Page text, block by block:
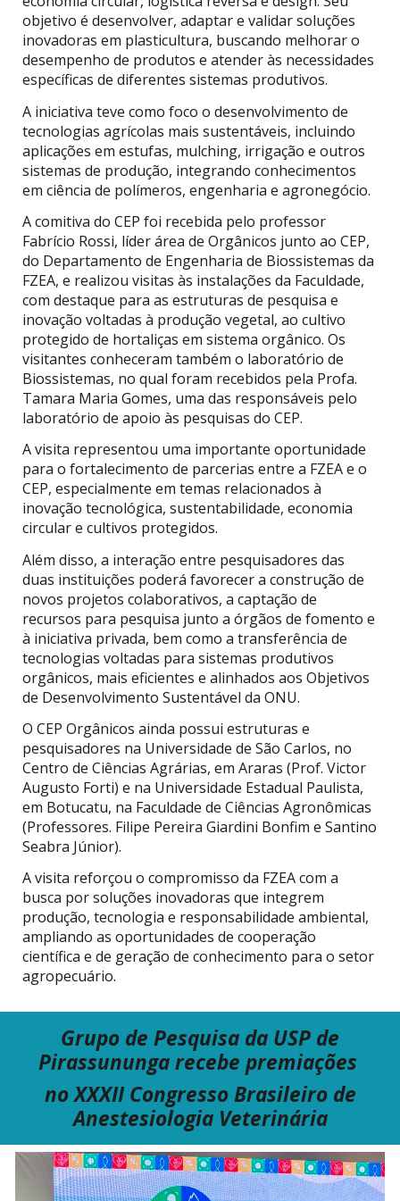
objetivo é desenvolver, adaptar e validar soluções
inovadoras em plasticultura, buscando melhorar o
desempenho de produtos e atender às necessidades
específicas de diferentes sistemas produtivos.
A iniciativa teve como foco o desenvolvimento de
tecnologias agrícolas mais sustentáveis, incluindo
aplicações em estufas, mulching, irrigação e outros
sistemas de produção, integrando conhecimentos
em ciência de polímeros, engenharia e agronegócio.
A comitiva do CEP foi recebida pelo professor
Fabrício Rossi, líder área de Orgânicos junto ao CEP,
do Departamento de Engenharia de Biossistemas da
FZEA, e realizou visitas às instalações da Faculdade,
com destaque para as estruturas de pesquisa e
inovação voltadas à produção vegetal, ao cultivo
protegido de hortaliças em sistema orgânico. Os
visitantes conheceram também o laboratório de
Biossistemas, no qual foram recebidos pela Profa.
Tamara Maria Gomes, uma das responsáveis pelo
laboratório de apoio às pesquisas do CEP.
A visita representou uma importante oportunidade
para o fortalecimento de parcerias entre a FZEA e o
CEP, especialmente em temas relacionados à
inovação tecnológica, sustentabilidade, economia
circular e cultivos protegidos.
Além disso, a interação entre pesquisadores das
duas instituições poderá favorecer a construção de
novos projetos colaborativos, a captação de
recursos para pesquisa junto a órgãos de fomento e
à iniciativa privada, bem como a transferência de
tecnologias voltadas para sistemas produtivos
orgânicos, mais eficientes e alinhados aos Objetivos
de Desenvolvimento Sustentável da ONU.
O CEP Orgânicos ainda possui estruturas e
pesquisadores na Universidade de São Carlos, no
Centro de Ciências Agrárias, em Araras (Prof. Victor
Augusto Forti) e na Universidade Estadual Paulista,
em Botucatu, na Faculdade de Ciências Agronômicas
(Professores. Filipe Pereira Giardini Bonfim e Santino
Seabra Júnior).
A visita reforçou o compromisso da FZEA com a
busca por soluções inovadoras que integrem
produção, tecnologia e responsabilidade ambiental,
ampliando as oportunidades de cooperação
científica e de geração de conhecimento para o setor
agropecuário.
Grupo de Pesquisa da USP de
Pirassununga recebe premiações
noXXXII Congresso Brasileiro de
Anestesiologia Veterinária